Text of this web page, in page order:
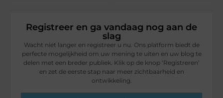
Registreer en ga vandaag nog aan de
slag
Wacht niet langer en registreer u nu. Ons platform biedt de
perfecte mogelijkheid om uw mening te uiten en uw blog te
delen met een breder publiek. Klik op de knop ‘Registreren’
en zet de eerste stap naar meer zichtbaarheid en
ontwikkeling.